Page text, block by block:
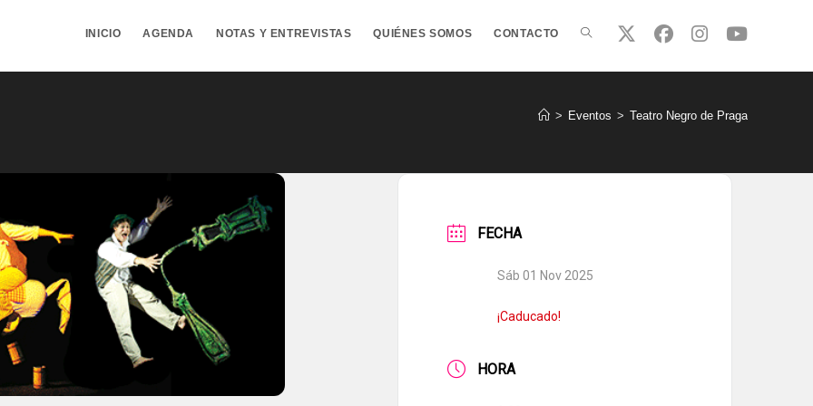
INICIO AGENDA NOTAS Y ENTREVISTAS QUIÉNES SOMOS CONTACTO ALTERNAR
> Eventos > Teatro Negro de Praga
FECHA
Sáb 01 Nov 2025
¡Caducado!
HORA